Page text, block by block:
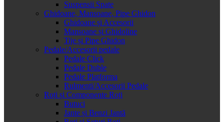
Suspensii Spate
Ghidoane, Mansoane, Pipe Ghidon
Ghidoane și Accesorii
Mansoane și Ghidoline
Tije și Pipe Ghidon
Pedale/Accesorii pedale
Pedale Click
Pedale Duble
Pedale Platforma
Rulmenti/Accesorii Pedale
Roți și Componente Roți
Butuci
Jante și Benzi Jantă